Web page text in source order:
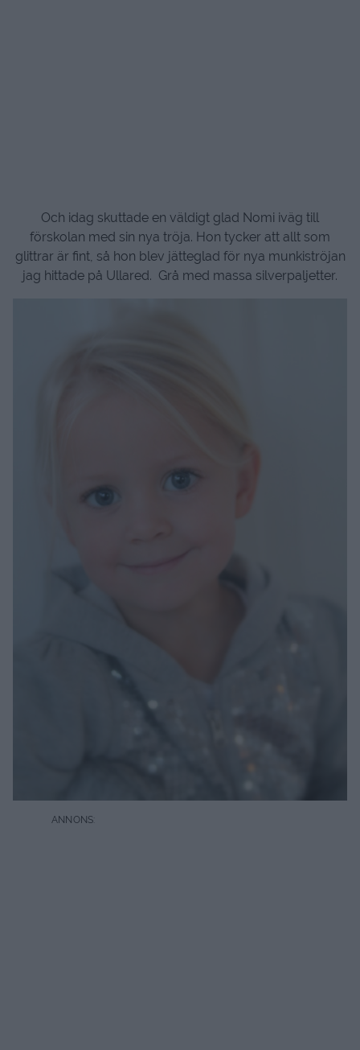
Och idag skuttade en väldigt glad Nomi iväg till
förskolan med sin nya tröja. Hon tycker att allt som
glittrar är fint, så hon blev jätteglad för nya munkiströjan
jag hittade på Ullared. Grå med massa silverpaljetter.